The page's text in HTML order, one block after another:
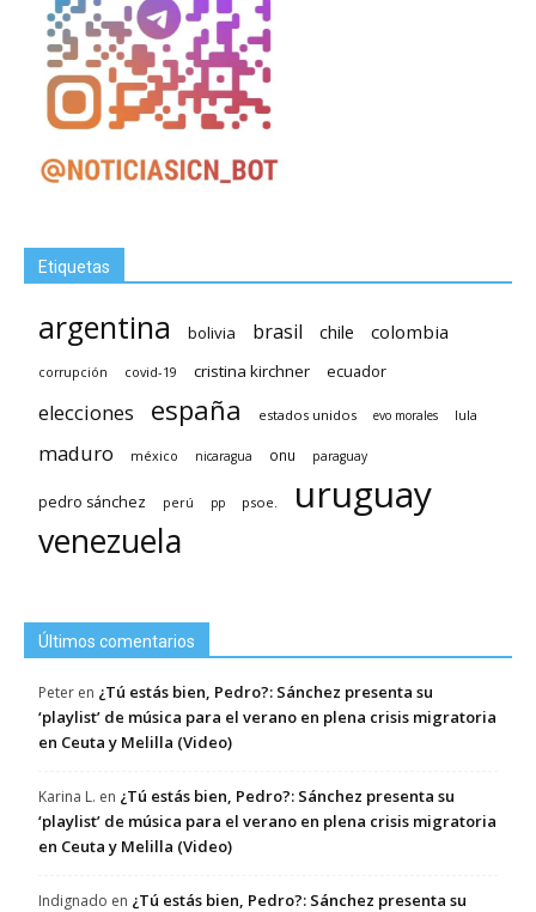
Etiquetas
argentina bolivia brasil chile colombia
corrupción covid-19 cristina kirchner ecuador
elecciones españa estados unidos evo morales lula
maduro méxico nicaragua onu paraguay
pedro sánchez perú pp psoe. uruguay
venezuela
Últimos comentarios
Peter en ¿Tú estás bien, Pedro?: Sánchez presenta su
‘playlist’ de música para el verano en plena crisis migratoria
en Ceuta y Melilla (Video)
Karina L. en ¿Tú estás bien, Pedro?: Sánchez presenta su
‘playlist’ de música para el verano en plena crisis migratoria
en Ceuta y Melilla (Video)
Indignado en ¿Tú estás bien, Pedro?: Sánchez presenta su